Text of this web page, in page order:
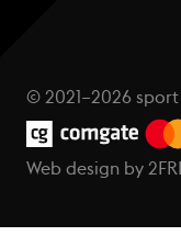
© 2021–2026
Web design by